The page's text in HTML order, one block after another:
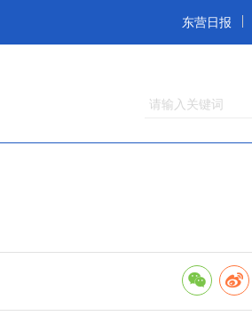
东营日报
请输入关键词